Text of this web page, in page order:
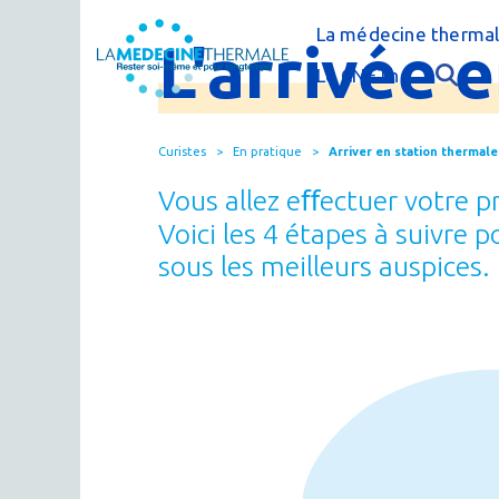
La médecine
C'est quoi la
FAQ : questions
Thermes & Vous,
Le CNETh
Qui sommes-nous
Actualités
Publications
Espace presse
Curistes En pratique Arriver en station thermale
L'arrivée
Vous allez eﬀectuer votre
Voici les 4 étapes à suivre
sous les meilleurs auspices.